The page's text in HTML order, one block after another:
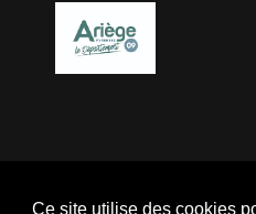
Ce site utilise des cookies